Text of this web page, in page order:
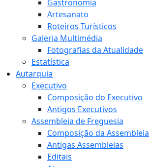
Gastronomia
Artesanato
Roteiros Turísticos
Galeria Multimédia
Fotografias da Atualidade
Estatística
Autarquia
Executivo
Composição do Executivo
Antigos Executivos
Assembleia de Freguesia
Composição da Assembleia
Antigas Assembleias
Editais